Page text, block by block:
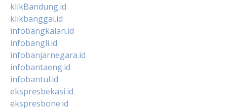
klikBandung.id
klikbanggai.id
infobangkalan.id
infobangli.id
infobanjarnegara.id
infobantaeng.id
infobantul.id
ekspresbekasi.id
ekspresbone.id